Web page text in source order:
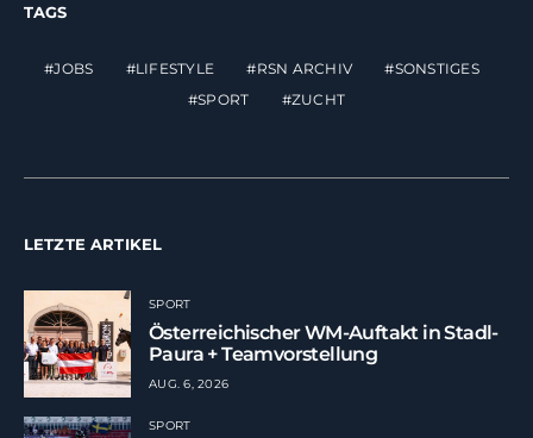
TAGS
JOBS LIFESTYLE RSN ARCHIV
SONSTIGES
SPORT
ZUCHT
LETZTE ARTIKEL
SPORT
Österreichischer WM-Auftakt in Stadl-
Paura + Teamvorstellung
AUG. 6, 2026
SPORT